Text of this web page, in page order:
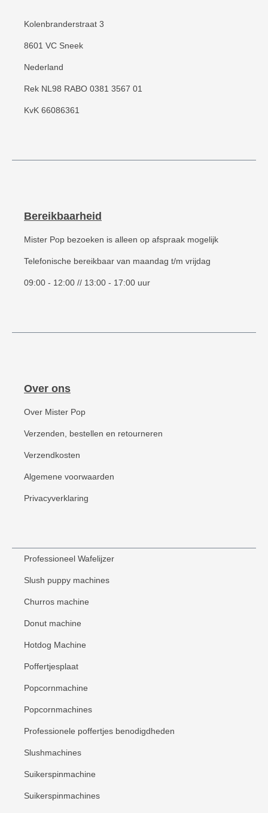
Kolenbranderstraat 3
8601 VC Sneek
Nederland
Rek NL98 RABO 0381 3567 01
KvK 66086361
Bereikbaarheid
Mister Pop bezoeken is alleen op afspraak mogelijk
Telefonische bereikbaar van maandag t/m vrijdag
09:00 - 12:00 // 13:00 - 17:00 uur
Over ons
Over Mister Pop
Verzenden, bestellen en retourneren
Verzendkosten
Algemene voorwaarden
Privacyverklaring
Professioneel Wafelijzer
Slush puppy machines
Churros machine
Donut machine
Hotdog Machine
Poffertjesplaat
Popcornmachine
Popcornmachines
Professionele poffertjes benodigdheden
Slushmachines
Suikerspinmachine
Suikerspinmachines